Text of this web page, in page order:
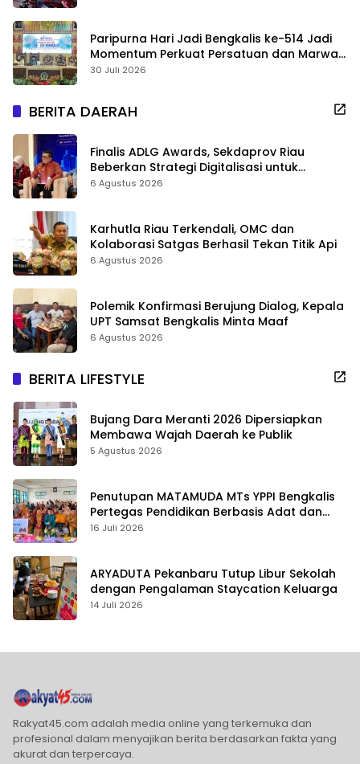
Paripurna Hari Jadi Bengkalis ke-514 Jadi
Momentum Perkuat Persatuan dan Marwah
Negeri
30 Juli 2026
BERITA DAERAH
Finalis ADLG Awards, Sekdaprov Riau
Beberkan Strategi Digitalisasi untuk
Tingkatkan Layanan Publik
6 Agustus 2026
Karhutla Riau Terkendali, OMC dan
Kolaborasi Satgas Berhasil Tekan Titik Api
6 Agustus 2026
Polemik Konfirmasi Berujung Dialog, Kepala
UPT Samsat Bengkalis Minta Maaf
6 Agustus 2026
BERITA LIFESTYLE
Bujang Dara Meranti 2026 Dipersiapkan
Membawa Wajah Daerah ke Publik
5 Agustus 2026
Penutupan MATAMUDA MTs YPPI Bengkalis
Pertegas Pendidikan Berbasis Adat dan
Karakter
16 Juli 2026
ARYADUTA Pekanbaru Tutup Libur Sekolah
dengan Pengalaman Staycation Keluarga
14 Juli 2026
Rakyat45.com adalah media online yang terkemuka dan
profesional dalam menyajikan berita berdasarkan fakta yang
akurat dan terpercaya.